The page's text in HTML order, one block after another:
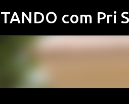
com Pri